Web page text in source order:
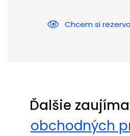
Chcem si
Ďalšie
obchodných